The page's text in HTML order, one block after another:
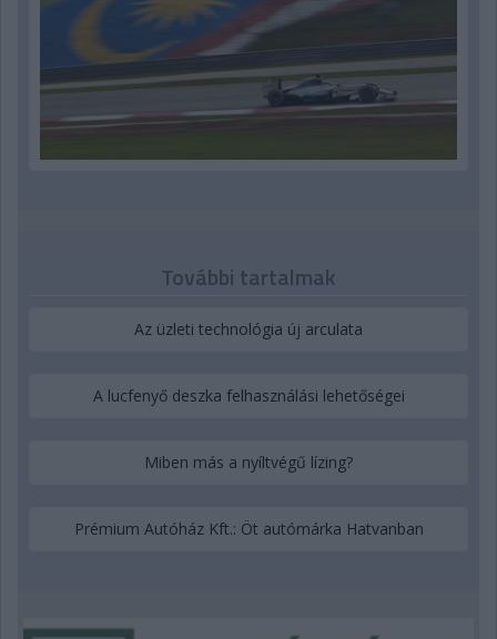
További tartalmak
Az üzleti technológia új arculata
A lucfenyő deszka felhasználási lehetőségei
Miben más a nyíltvégű lízing?
Prémium Autóház Kft.: Öt autómárka Hatvanban